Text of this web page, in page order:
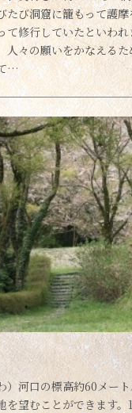
たび洞窟に籠もって護
て修行していたといわ
人々の願いをかなえる
…
）河口の標高約60メー
を望むことができます。